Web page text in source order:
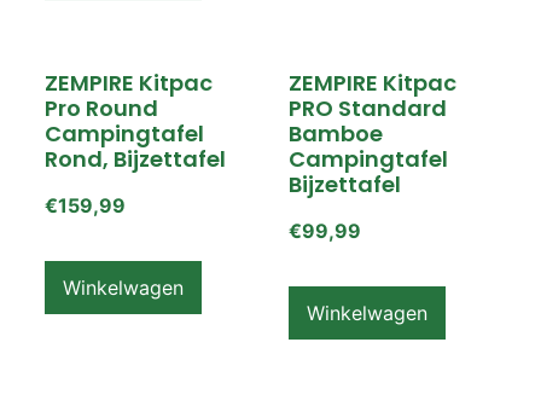
ZEMPIRE Kitpac
Pro Round
Campingtafel
Rond, Bijzettafel
€159,99
Winkelwagen
ZEMPIRE Kitpac
PRO Standard
Bamboe
Campingtafel
Bijzettafel
€99,99
Winkelwagen